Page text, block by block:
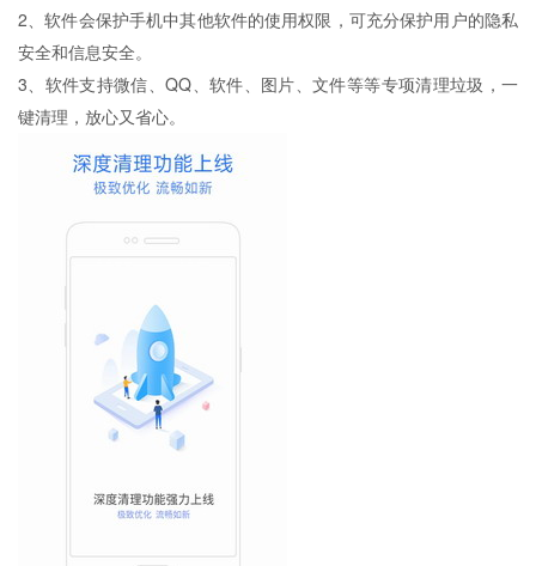
2、软件会保护手机中其他软件的使用权限，可充分保护用户的隐私
安全和信息安全。
3、软件支持微信、QQ、软件、图片、文件等等专项清理垃圾，一
键清理，放心又省心。